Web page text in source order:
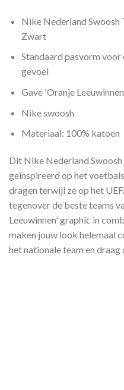
Nike Nederland Swoosh
Zwart
Standaard pasvorm
gevoel
Gave 'Oranje
Nike swoosh
Materiaal: 100% katoen
Dit Nike Nederland
geïnspireerd op het
dragen terwijl ze op het
tegenover de beste teams
Leeuwinnen' graphic in
maken jouw look helemaal
het nationale team en